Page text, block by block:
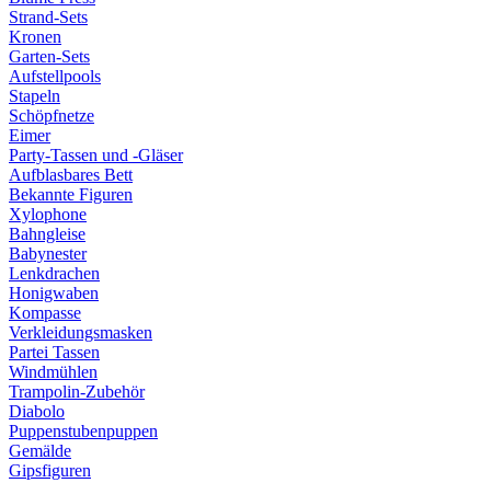
Strand-Sets
Kronen
Garten-Sets
Aufstellpools
Stapeln
Schöpfnetze
Eimer
Party-Tassen und -Gläser
Aufblasbares Bett
Bekannte Figuren
Xylophone
Bahngleise
Babynester
Lenkdrachen
Honigwaben
Kompasse
Verkleidungsmasken
Partei Tassen
Windmühlen
Trampolin-Zubehör
Diabolo
Puppenstubenpuppen
Gemälde
Gipsfiguren